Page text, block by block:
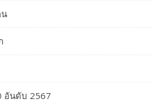
อันดับ 2567